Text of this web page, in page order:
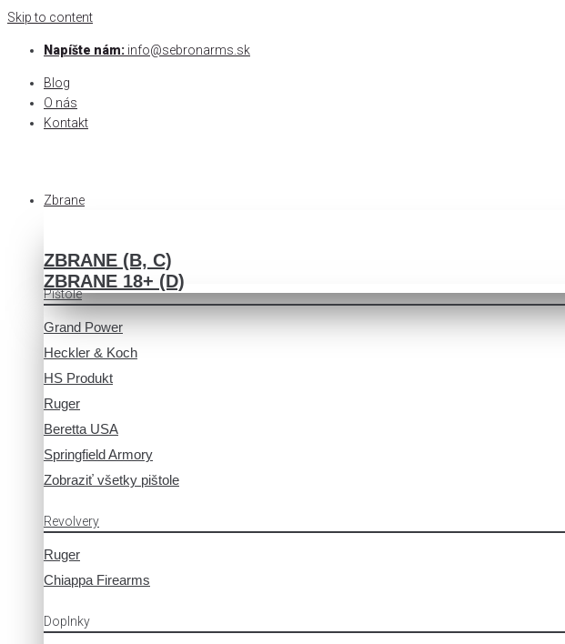
Skip to content
Napíšte nám: info@sebronarms.sk
Blog
O nás
Kontakt
Zbrane
ZBRANE (B, C)
ZBRANE 18+ (D)
Pištole
Grand Power
Heckler & Koch
HS Produkt
Ruger
Beretta USA
Springfield Armory
Zobraziť všetky pištole
Revolvery
Ruger
Chiappa Firearms
Doplnky